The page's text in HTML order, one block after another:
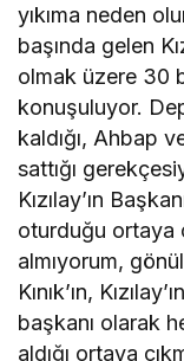
yıkıma neden
başında gelen
olmak üzere 30
konuşuluyor.
kaldığı, Ahbap
sattığı
Kızılay’ın
oturduğu ortaya
almıyorum,
Kınık’ın,
başkanı olarak
aldığı ortaya